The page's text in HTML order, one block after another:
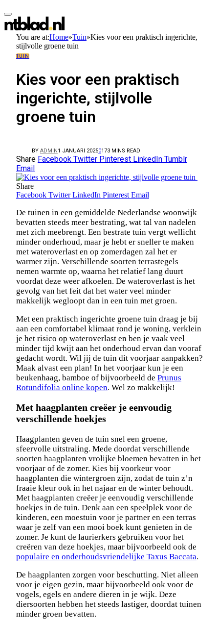
You are at:Home»Tuin»Kies voor een praktisch ingerichte,
stijlvolle groene tuin
TUIN
Kies voor een praktisch
ingerichte, stijlvolle
groene tuin
BY ADMIN1 JANUARI 20250173 MINS READ
Share Facebook Twitter Pinterest LinkedIn Tumblr
Email
Share
Facebook Twitter LinkedIn Pinterest Email
De tuinen in een gemiddelde Nederlandse woonwijk
bevatten steeds meer bestrating, wat tal van nadelen
met zich meebrengt. Een bestrate tuin vergt wellicht
minder onderhoud, maar je hebt er sneller te maken
met wateroverlast en op zomerdagen zal het er
warmer zijn. Verschillende soorten terrastegels
nemen warmte op, waarna het relatief lang duurt
voordat deze weer afkoelen. De wateroverlast is het
gevolg van het feit dat het water veel minder
makkelijk wegloopt dan in een tuin met groen.
Met een praktisch ingerichte groene tuin draag je bij
aan een comfortabel klimaat rond je woning, verklein
je het risico op wateroverlast en ben je vaak veel
minder tijd kwijt aan het onderhoud ervan dan vooraf
gedacht wordt. Wil jij de tuin dit voorjaar aanpakken?
Maak alvast een plan! In het voorjaar kun je een
beukenhaag, bamboe of bijvoorbeeld de Prunus
Rotundifolia online kopen. Wel zo makkelijk!
Met haagplanten creëer je eenvoudig
verschillende hoekjes
Haagplanten geven de tuin snel een groene,
sfeervolle uitstraling. Mede doordat verschillende
soorten haagplanten vrolijke bloemen bevatten in het
voorjaar of de zomer. Kies bij voorkeur voor
haagplanten die wintergroen zijn, zodat de tuin z’n
fraaie kleur ook in het najaar en de winter behoudt.
Met haagplanten creëer je eenvoudig verschillende
hoekjes in de tuin. Denk aan een speelplek voor de
kinderen, een moestuin voor je partner en een terras
waar je zelf van een mooi boek kunt genieten in de
zomer. Je kunt de laurierkers gebruiken voor het
creëren van deze hoekjes, maar bijvoorbeeld ook de
populaire en onderhoudsvriendelijke Taxus Baccata.
De haagplanten zorgen voor beschutting. Niet alleen
voor je eigen gezin, maar bijvoorbeeld ook voor de
vogels, egels en andere dieren in je wijk. Deze
diersoorten hebben het steeds lastiger, doordat tuinen
minder groen bevatten.